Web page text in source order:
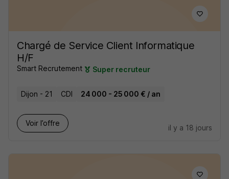
Chargé de Service Client Informatique
H/F
Smart Recrutement Super recruteur
Dijon - 21 CDI 24 000 - 25 000 € / an
Voir l’offre
il y a 18 jours